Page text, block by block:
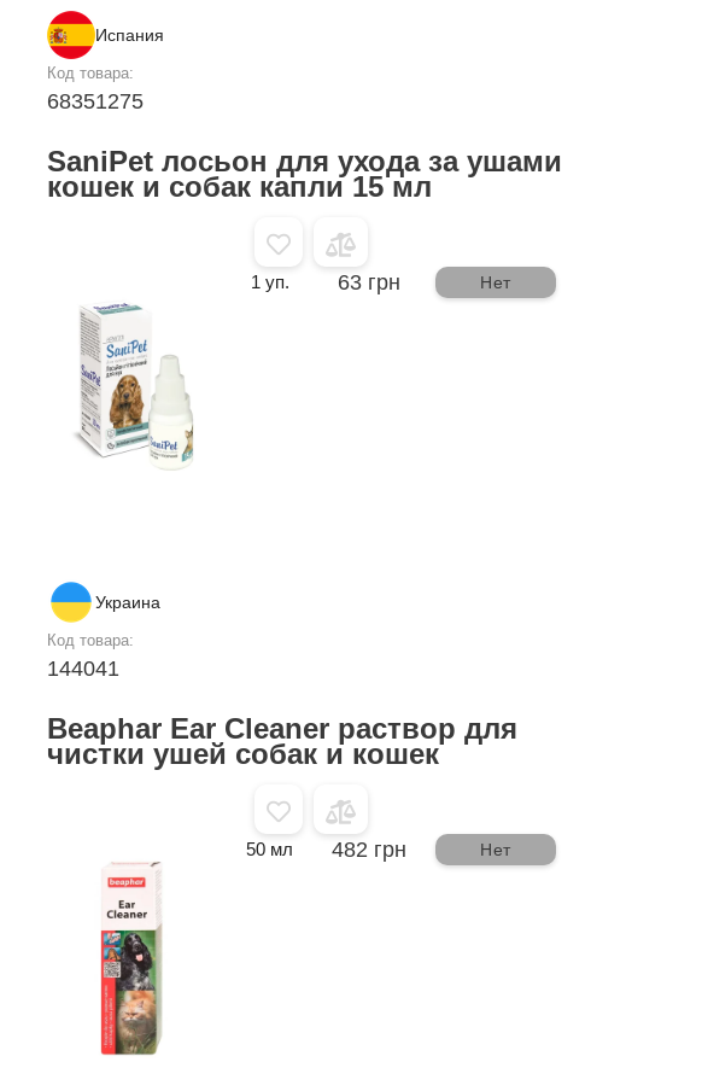
Испания
Код товара:
68351275
SaniPet лосьон для ухода за ушами
кошек и собак капли 15 мл
Украина
Код товара:
144041
1 уп. 63 грн Нет
Beaphar Ear Cleaner раствор для
чистки ушей собак и кошек
50 мл 482 грн Нет